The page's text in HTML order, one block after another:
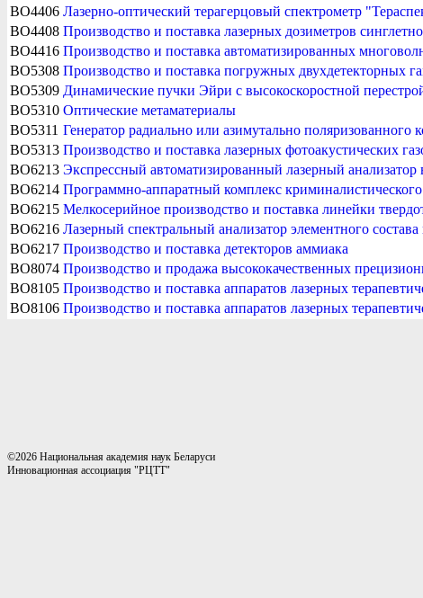
BO4406 Лазерно-оптический терагерцовый спектрометр
BO4408 Производство и поставка лазерных дозиметров
BO4416 Производство и поставка автоматизированных
BO5308 Производство и поставка погружных двухдетекторных
BO5309 Динамические пучки Эйри с высокоскоростной
BO5310 Оптические метаматериалы
BO5311 Генератор радиально или азимутально поляризованного
BO5313 Производство и поставка лазерных фотоакустических
BO6213 Экспрессный автоматизированный лазерный анализатор
BO6214 Программно-аппаратный комплекс
BO6215 Мелкосерийное производство и поставка линейки
BO6216 Лазерный спектральный анализатор элементного
BO6217 Производство и поставка детекторов аммиака
BO8074 Производство и продажа высококачественных
BO8105 Производство и поставка аппаратов лазерных
BO8106 Производство и поставка аппаратов лазерных
©2026 Национальная академия наук Беларуси
Инновационная ассоциация "РЦТТ"